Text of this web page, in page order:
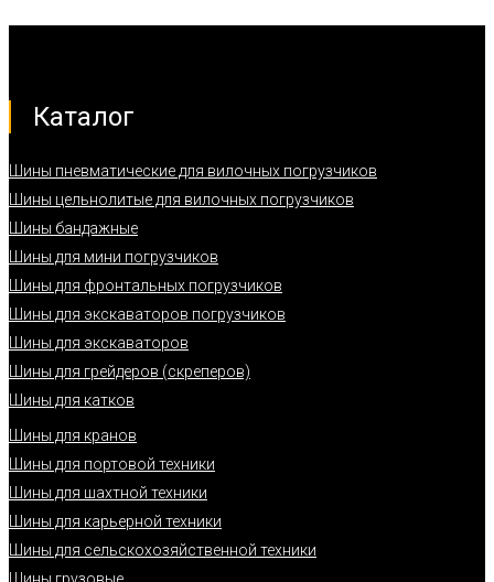
Каталог
Шины пневматические для вилочных погрузчиков
Шины цельнолитые для вилочных погрузчиков
Шины бандажные
Шины для мини погрузчиков
Шины для фронтальных погрузчиков
Шины для экскаваторов погрузчиков
Шины для экскаваторов
Шины для грейдеров (скреперов)
Шины для катков
Шины для кранов
Шины для портовой техники
Шины для шахтной техники
Шины для карьерной техники
Шины для сельскохозяйственной техники